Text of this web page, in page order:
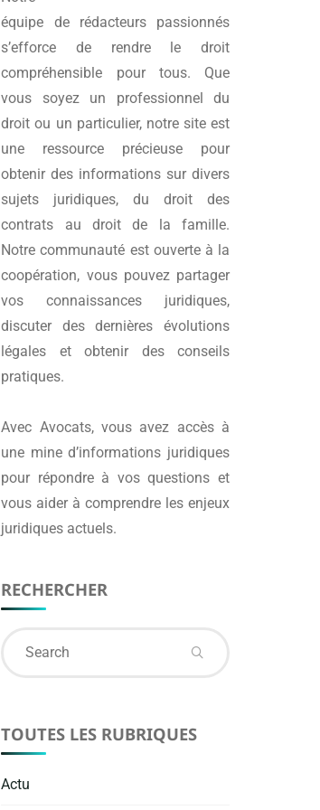
équipe de rédacteurs passionnés
s’efforce de rendre le droit
compréhensible pour tous. Que
vous soyez un professionnel du
droit ou un particulier, notre site est
une ressource précieuse pour
obtenir des informations sur divers
sujets juridiques, du droit des
contrats au droit de la famille.
Notre communauté est ouverte à la
coopération, vous pouvez partager
vos connaissances juridiques,
discuter des dernières évolutions
légales et obtenir des conseils
pratiques.
Avec Avocats, vous avez accès à
une mine d’informations juridiques
pour répondre à vos questions et
vous aider à comprendre les enjeux
juridiques actuels.
RECHERCHER
TOUTES LES RUBRIQUES
Actu